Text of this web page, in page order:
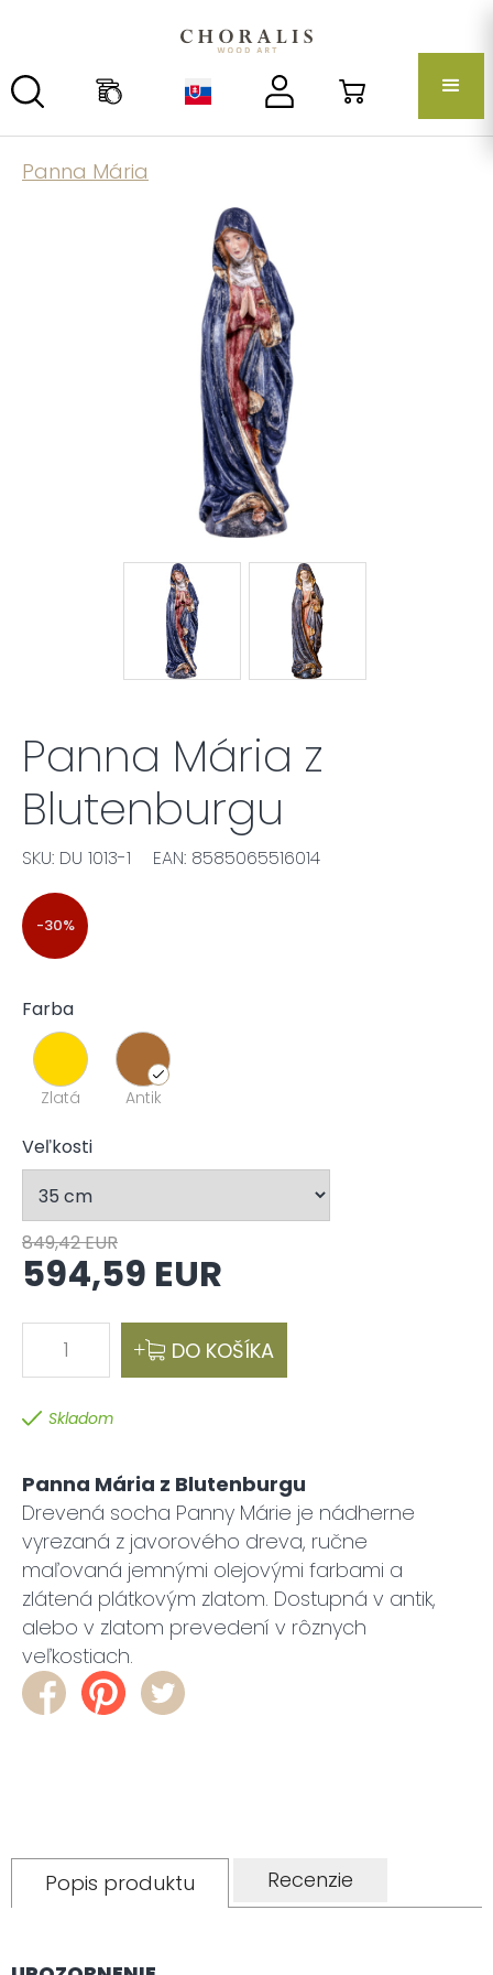
Panna Mária
Panna Mária z
Blutenburgu
SKU: DU 1013-1 EAN: 8585065516014
-30%
Farba
Zlatá Antik
Veľkosti
849,42 EUR
594,59 EUR
1 DO KOŠÍKA
Skladom
Panna Mária z Blutenburgu
Drevená socha Panny Márie je nádherne
vyrezaná z javorového dreva, ručne
maľovaná jemnými olejovými farbami a
zlátená plátkovým zlatom. Dostupná v antik,
alebo v zlatom prevedení v rôznych
veľkostiach.
Popis produktu Recenzie